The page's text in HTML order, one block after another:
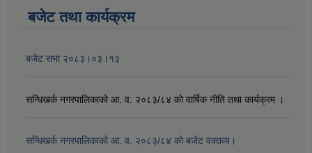
बजेट तथा कार्यक्रम
बजेट सभा २०८३।०३।१३
सन्धिखर्क नगरपालिकाको आ. व. २०८३/८४ काे वार्षिक नीति तथा कार्यक्रम ।
सन्धिखर्क नगरपालिकाको आ. व. २०८३/८४ काे बजेट वक्तव्य।